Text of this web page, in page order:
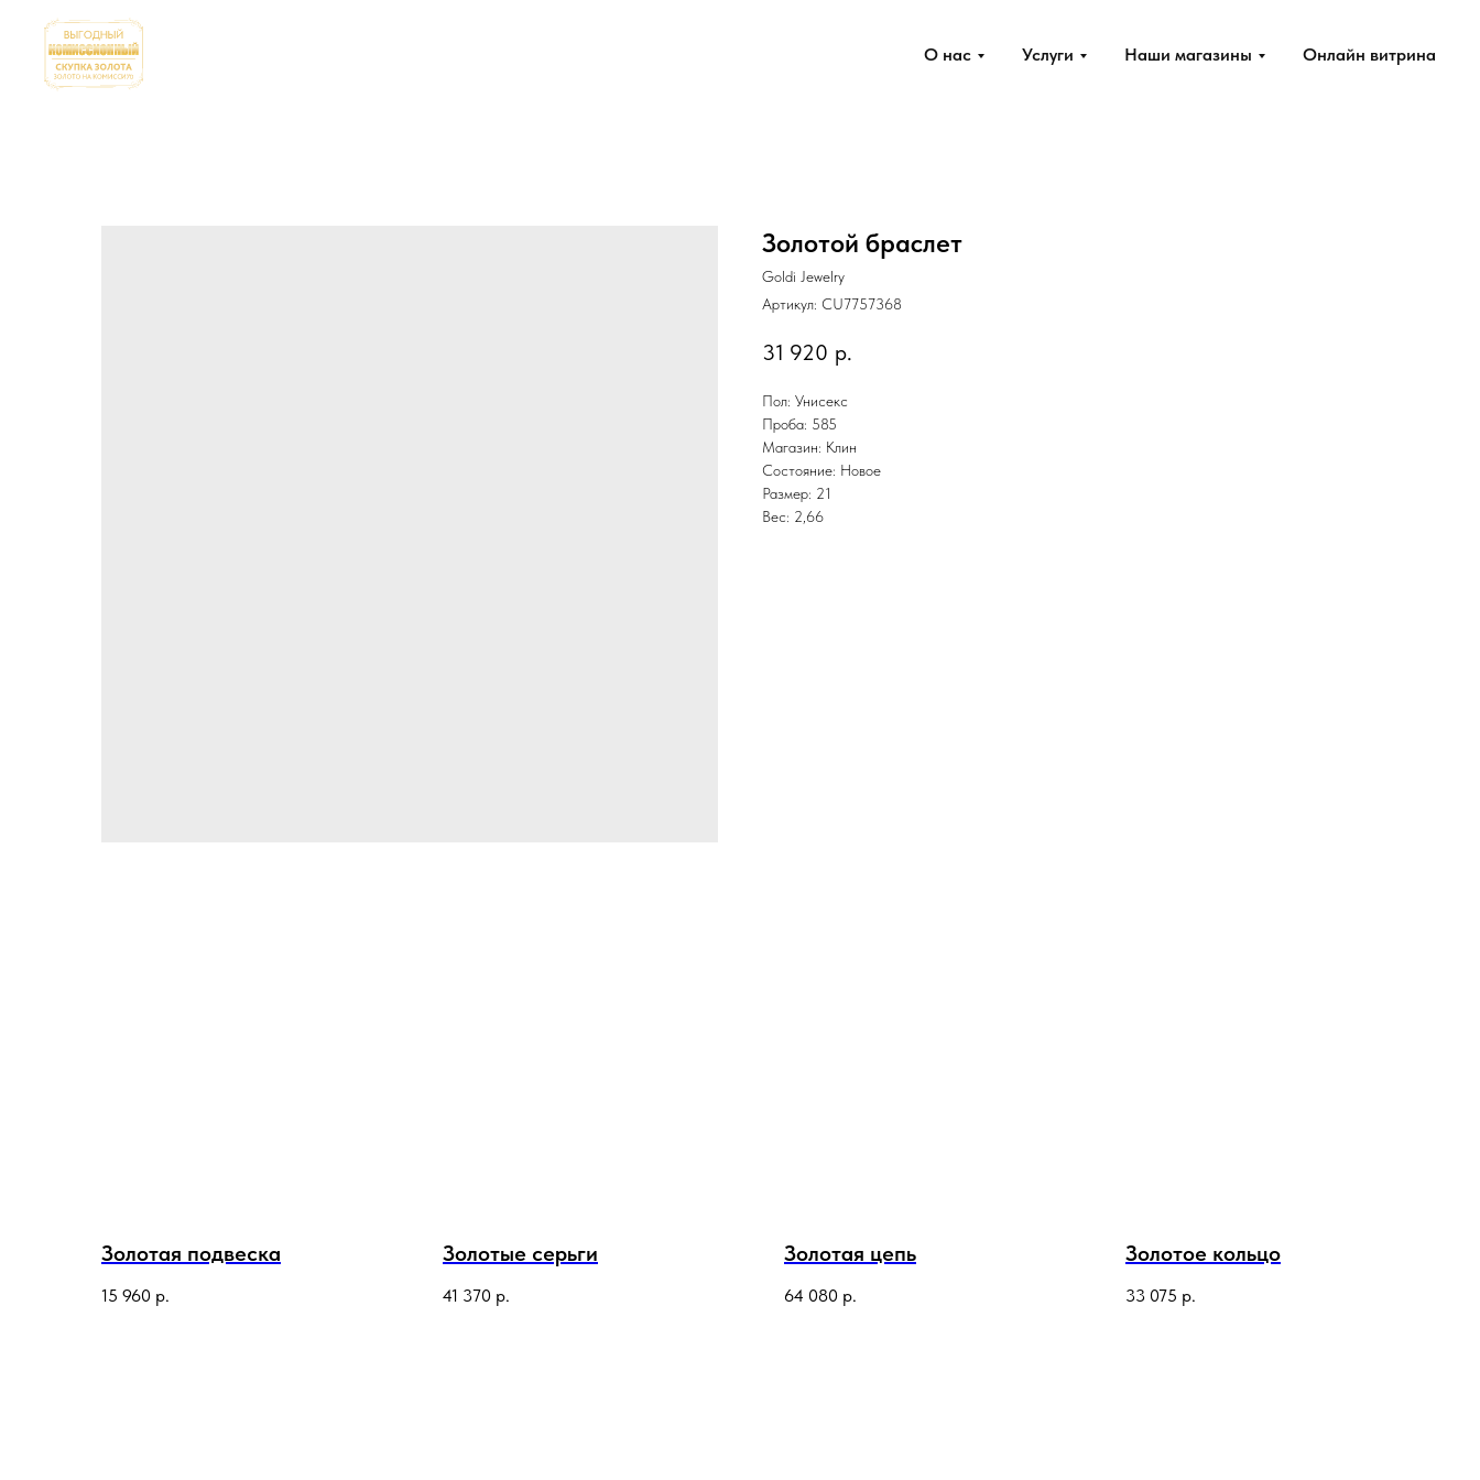
О нас Услуги Наши магазины Онлайн витрина
Золотой браслет
Goldi Jewelry
Артикул: CU7757368
31 920 р.
Пол: Унисекс
Проба: 585
Магазин: Клин
Состояние: Новое
Размер: 21
Вес: 2,66
Золотая подвеска
15 960 р.
Золотые серьги
41 370 р.
Золотая цепь
64 080 р.
Золотое кольцо
33 075 р.